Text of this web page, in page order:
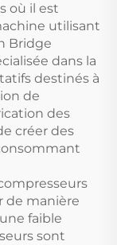
où il est
utilisant
Bridge
dans la
destinés à
de
des
créer des
de manière
faible
sont